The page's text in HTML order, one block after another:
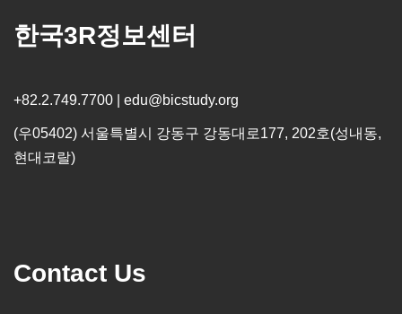
한국3R정보센터
+82.2.749.7700 | edu@bicstudy.org
(우05402) 서울특별시 강동구 강동대로177, 202호(성내동,
현대코랄)
Contact Us